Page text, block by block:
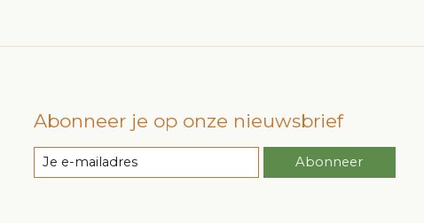
Abonneer je op onze nieuwsbrief
Abonneer